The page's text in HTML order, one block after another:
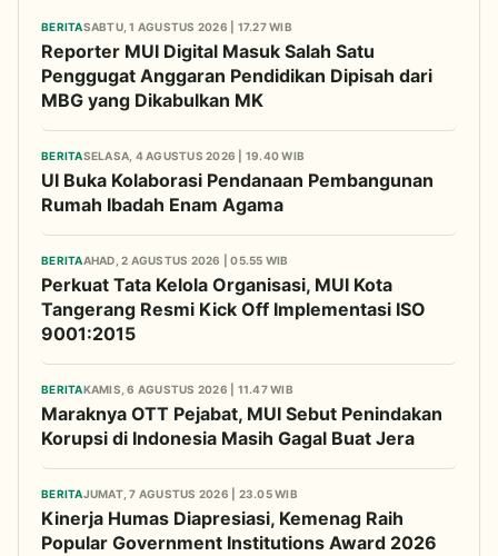
BERITASABTU, 1 AGUSTUS 2026 | 17.27 WIB
Reporter MUI Digital Masuk Salah Satu
Penggugat Anggaran Pendidikan Dipisah dari
MBG yang Dikabulkan MK
BERITASELASA, 4 AGUSTUS 2026 | 19.40 WIB
UI Buka Kolaborasi Pendanaan Pembangunan
Rumah Ibadah Enam Agama
BERITAAHAD, 2 AGUSTUS 2026 | 05.55 WIB
Perkuat Tata Kelola Organisasi, MUI Kota
Tangerang Resmi Kick Off Implementasi ISO
9001:2015
BERITAKAMIS, 6 AGUSTUS 2026 | 11.47 WIB
Maraknya OTT Pejabat, MUI Sebut Penindakan
Korupsi di Indonesia Masih Gagal Buat Jera
BERITAJUMAT, 7 AGUSTUS 2026 | 23.05 WIB
Kinerja Humas Diapresiasi, Kemenag Raih
Popular Government Institutions Award 2026